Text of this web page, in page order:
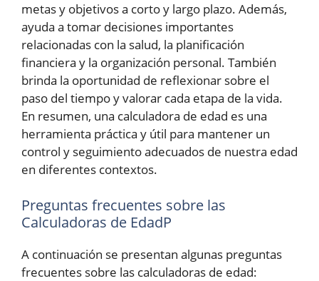
metas y objetivos a corto y largo plazo. Además,
ayuda a tomar decisiones importantes
relacionadas con la salud, la planificación
financiera y la organización personal. También
brinda la oportunidad de reflexionar sobre el
paso del tiempo y valorar cada etapa de la vida.
En resumen, una calculadora de edad es una
herramienta práctica y útil para mantener un
control y seguimiento adecuados de nuestra edad
en diferentes contextos.
Preguntas frecuentes sobre las
Calculadoras de EdadP
A continuación se presentan algunas preguntas
frecuentes sobre las calculadoras de edad: